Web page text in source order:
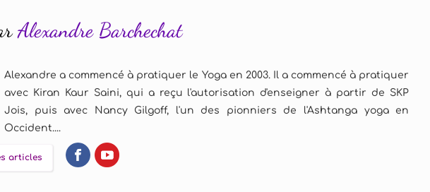
Alexandre Barchechat
Alexandre a commencé à pratiquer le Yoga en 2003. Il a commencé à pratiquer
avec Kiran Kaur Saini, qui a reçu l'autorisation d'enseigner à partir de SKP
Jois, puis avec Nancy Gilgoff, l'un des pionniers de l'Ashtanga yoga en
Occident....
articles